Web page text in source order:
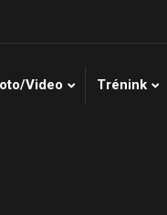
Video Trénink